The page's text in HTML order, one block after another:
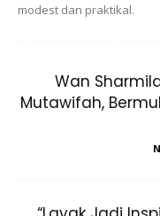
modest dan praktikal.
Wan
Mutawifah,